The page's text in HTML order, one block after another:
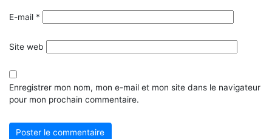
E-mail *
Site web
Enregistrer mon nom, mon e-mail et mon site dans le navigateur
pour mon prochain commentaire.